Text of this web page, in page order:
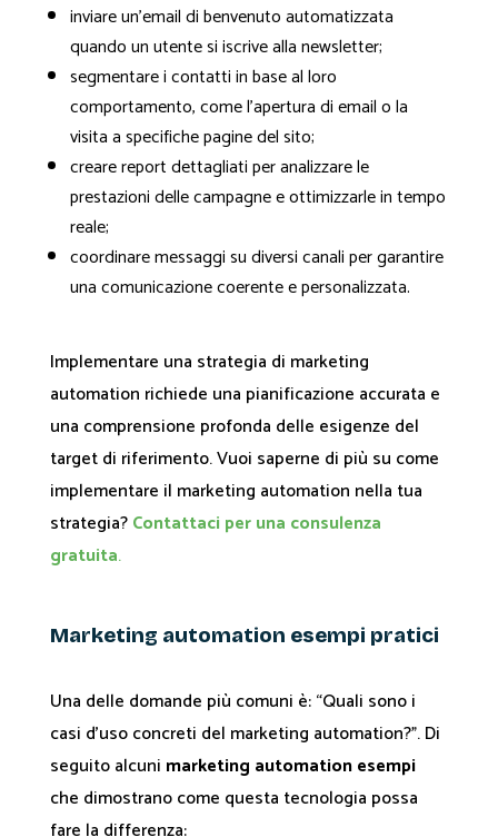
inviare un'email di benvenuto automatizzata
quando un utente si iscrive alla newsletter;
segmentare i contatti in base al loro
comportamento, come l'apertura di email o la
visita a specifiche pagine del sito;
creare report dettagliati per analizzare le
prestazioni delle campagne e ottimizzarle in tempo
reale;
coordinare messaggi su diversi canali per garantire
una comunicazione coerente e personalizzata.
Implementare una strategia di marketing
automation richiede una pianificazione accurata e
una comprensione profonda delle esigenze del
target di riferimento. Vuoi saperne di più su come
implementare il marketing automation nella tua
strategia?Contattaci per una consulenza
gratuita.
Marketing automation esempi pratici
Una delle domande più comuni è: “Quali sono i
casi d’uso concreti del marketing automation?”. Di
seguito alcuni marketing automation esempi
che dimostrano come questa tecnologia possa
fare la differenza: